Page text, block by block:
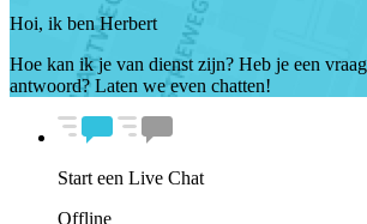
Hoi, ik ben Herbert
Hoe kan ik je van dienst zijn? Heb je een
antwoord? Laten we even chatten!
Start een Live Chat
Offline